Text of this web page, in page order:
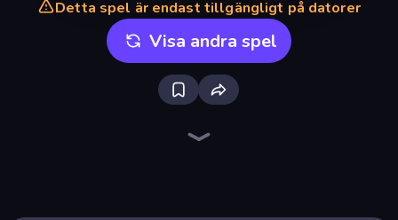
Detta spel är endast tillgängligt på datorer
Visa andra spel